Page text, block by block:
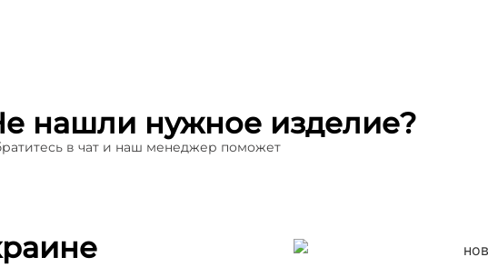
нашли нужное изделие?
в чат и наш менеджер поможет